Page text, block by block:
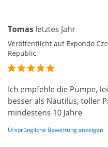
Tomas letztes Jahr
Veröffentlicht auf Expondo
Republic
Ich empfehle die Pumpe,
besser als Nautilus, toller
mindestens 10 Jahre
Ursprüngliche Bewertung anzeigen